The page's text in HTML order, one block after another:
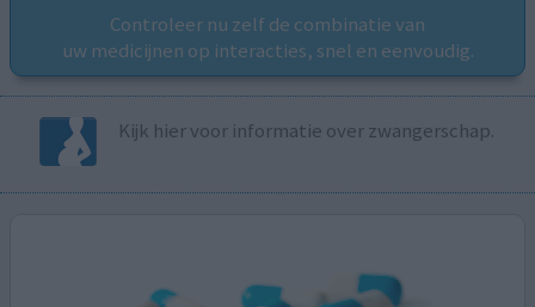
Controleer nu zelf de combinatie van
uw medicijnen op interacties, snel en eenvoudig.
Kijk hier voor informatie over zwangerschap.